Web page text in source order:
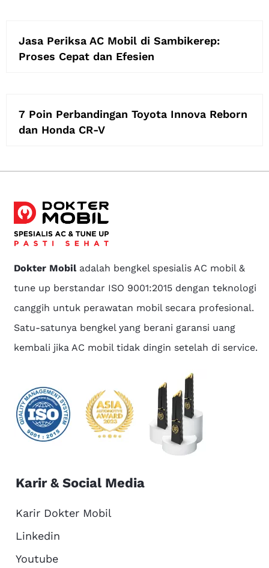
Jasa Periksa AC Mobil di Sambikerep:
Proses Cepat dan Efesien
7 Poin Perbandingan Toyota Innova Reborn
dan Honda CR-V
Dokter Mobiladalah bengkel spesialis AC mobil &
tune up berstandar ISO 9001:2015 dengan teknologi
canggih untuk perawatan mobil secara profesional.
Satu-satunya bengkel yang berani garansi uang
kembali jika AC mobil tidak dingin setelah di service.
Karir & Social Media
Karir Dokter Mobil
Linkedin
Youtube